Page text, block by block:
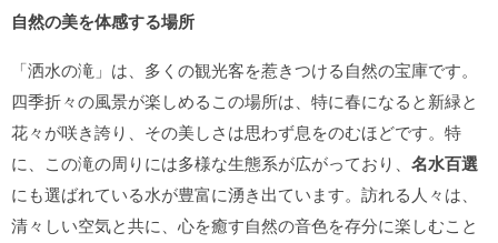
自然の美を体感する場所
「洒水の滝」は、多くの観光客を惹きつける自然の宝庫です。
四季折々の風景が楽しめるこの場所は、特に春になると新緑と
花々が咲き誇り、その美しさは思わず息をのむほどです。特
に、この滝の周りには多様な生態系が広がっており、 名水百選
にも選ばれている水が豊富に湧き出ています。訪れる人々は、
清々しい空気と共に、心を癒す自然の音色を存分に楽しむこと